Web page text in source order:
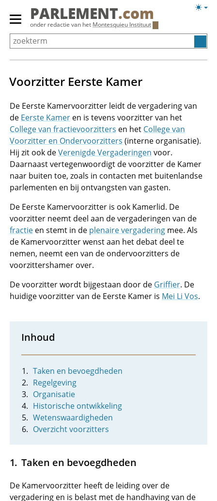
Overslaan
Primair
menu
tonen/verbergen
PARLEMENT.com
onder redactie van het Montesquieu Instituut
Voorzitter Eerste Kamer
De Eerste Kamervoorzitter leidt de vergadering van
de Eerste Kamer en is tevens voorzitter van het
College van fractievoorzitters en het College van
Voorzitter en Ondervoorzitters (interne organisatie).
Hij zit ook deVerenigde Vergaderingen voor.
Daarnaast vertegenwoordigt de voorzitter de Kamer
naar buiten toe, zoals in contacten met buitenlandse
parlementen en bij ontvangsten van gasten.
De Eerste Kamervoorzitter is ook Kamerlid. De
voorzitter neemt deel aan de vergaderingen van de
fractie en stemt in de plenaire vergadering mee. Als
de Kamervoorzitter wenst aan het debat deel te
nemen, neemt een van de ondervoorzitters de
voorzittershamer over.
De voorzitter wordt bijgestaan door de Griffier. De
huidige voorzitter van de Eerste Kamer is Mei Li Vos.
Inhoud
Taken en bevoegdheden
Regelgeving
Organisatie
Historische ontwikkeling
Wetenswaardigheden
Overzicht voorzitters
Taken en bevoegdheden
De Kamervoorzitter heeft de leiding over de
vergadering en is belast met de handhaving van de